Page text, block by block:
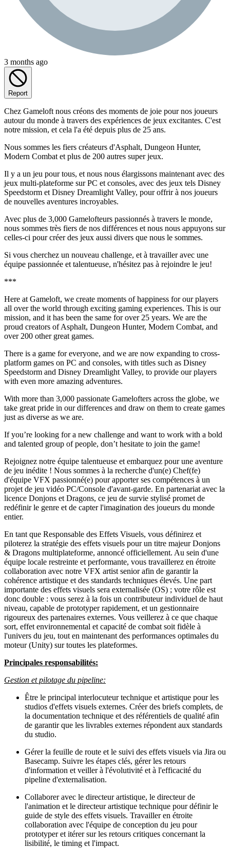
3 months ago
Report
Chez Gameloft nous créons des moments de joie pour nos joueurs
autour du monde à travers des expériences de jeux excitantes. C'est
notre mission, et cela l'a été depuis plus de 25 ans.
Nous sommes les fiers créateurs d'Asphalt, Dungeon Hunter,
Modern Combat et plus de 200 autres super jeux.
Il y a un jeu pour tous, et nous nous élargissons maintenant avec des
jeux multi-plateforme sur PC et consoles, avec des jeux tels Disney
Speedstorm et Disney Dreamlight Valley, pour offrir à nos joueurs
de nouvelles aventures incroyables.
Avec plus de 3,000 Gamelofteurs passionnés à travers le monde,
nous sommes très fiers de nos différences et nous nous appuyons sur
celles-ci pour créer des jeux aussi divers que nous le sommes.
Si vous cherchez un nouveau challenge, et à travailler avec une
équipe passionnée et talentueuse, n'hésitez pas à rejoindre le jeu!
***
Here at Gameloft, we create moments of happiness for our players
all over the world through exciting gaming experiences. This is our
mission, and it has been the same for over 25 years. We are the
proud creators of Asphalt, Dungeon Hunter, Modern Combat, and
over 200 other great games.
There is a game for everyone, and we are now expanding to cross-
platform games on PC and consoles, with titles such as Disney
Speedstorm and Disney Dreamlight Valley, to provide our players
with even more amazing adventures.
With more than 3,000 passionate Gamelofters across the globe, we
take great pride in our differences and draw on them to create games
just as diverse as we are.
If you’re looking for a new challenge and want to work with a bold
and talented group of people, don’t hesitate to join the game!
Rejoignez notre équipe talentueuse et embarquez pour une aventure
de jeu inédite ! Nous sommes à la recherche d'un(e) Chef(fe)
d'équipe VFX passionné(e) pour apporter ses compétences à un
projet de jeu vidéo PC/Console d'avant-garde. En partenariat avec la
licence Donjons et Dragons, ce jeu de survie stylisé promet de
redéfinir le genre et de capter l'imagination des joueurs du monde
entier.
En tant que Responsable des Effets Visuels, vous définirez et
piloterez la stratégie des effets visuels pour un titre majeur Donjons
& Dragons multiplateforme, annoncé officiellement. Au sein d'une
équipe locale restreinte et performante, vous travaillerez en étroite
collaboration avec notre VFX artist senior afin de garantir la
cohérence artistique et des standards techniques élevés. Une part
importante des effets visuels sera externalisée (OS) ; votre rôle est
donc double : vous serez à la fois un contributeur individuel de haut
niveau, capable de prototyper rapidement, et un gestionnaire
rigoureux des partenaires externes. Vous veillerez à ce que chaque
sort, effet environnemental et capacité de combat soit fidèle à
l'univers du jeu, tout en maintenant des performances optimales du
moteur (Unity) sur toutes les plateformes.
Principales responsabilités:
Gestion et pilotage du pipeline:
Être le principal interlocuteur technique et artistique pour les
studios d'effets visuels externes. Créer des briefs complets, de
la documentation technique et des référentiels de qualité afin
de garantir que les livrables externes répondent aux standards
du studio.
Gérer la feuille de route et le suivi des effets visuels via Jira ou
Basecamp. Suivre les étapes clés, gérer les retours
d'information et veiller à l'évolutivité et à l'efficacité du
pipeline d'externalisation.
Collaborer avec le directeur artistique, le directeur de
l'animation et le directeur artistique technique pour définir le
guide de style des effets visuels. Travailler en étroite
collaboration avec l'équipe de conception du jeu pour
prototyper et itérer sur les retours critiques concernant la
lisibilité, le timing et l'impact.